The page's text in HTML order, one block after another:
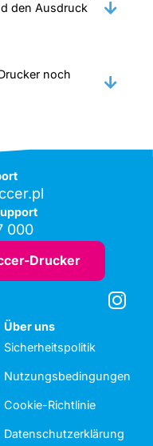
den Ausdruck
noch
000
Drucker
Über uns
Sicherheitspolitik
Nutzungsbedingungen
Cookie-Richtlinie
Datenschutzerklärung